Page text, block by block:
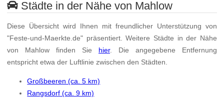
Städte in der Nähe von Mahlow
Diese Übersicht wird Ihnen mit freundlicher Unterstützung von
"Feste-und-Maerkte.de" präsentiert. Weitere Städte in der Nähe
von Mahlow finden Sie hier. Die angegebene Entfernung
entspricht etwa der Luftlinie zwischen den Städten.
Großbeeren (ca. 5 km)
Rangsdorf (ca. 9 km)